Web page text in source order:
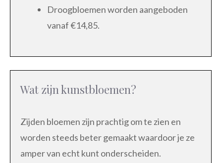
Droogbloemen worden aangeboden
vanaf €14,85.
Wat zijn kunstbloemen?
Zijden bloemen zijn prachtig om te zien en
worden steeds beter gemaakt waardoor je ze
amper van echt kunt onderscheiden.